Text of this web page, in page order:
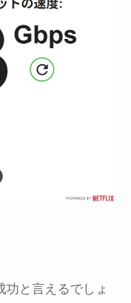
と言えるでしょ